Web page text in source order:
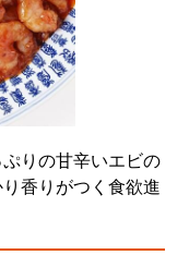
りの甘辛いエビの
香りがつく食欲進